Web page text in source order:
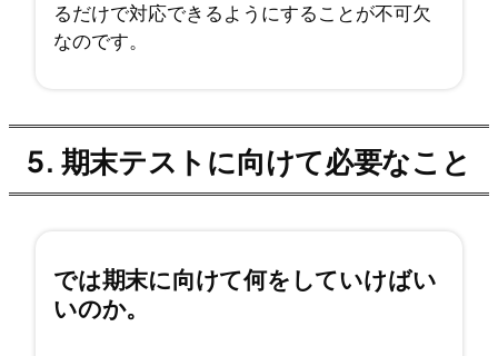
るだけで対応できるようにすることが不可欠
なのです。
5. 期末テストに向けて必要なこと
では期末に向けて何をしていけばい
いのか。